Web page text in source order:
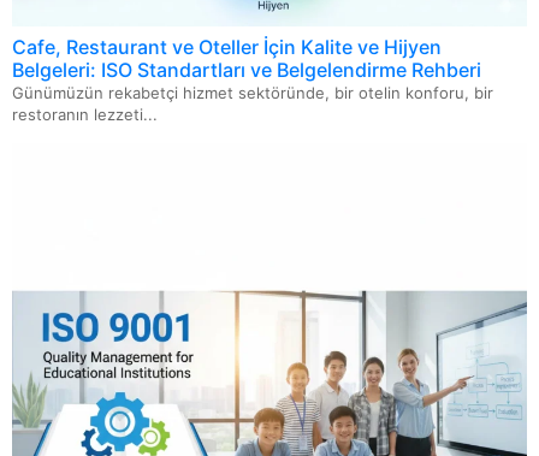
ISO 14067 Ürün Karbon Ayak İzi
ISO 46001 Su Verimliliği Yönetim Sistemi
ISO 20000 Bilgi Teknolojileri Hizmet Yönetimi Sistemi
ISO 22716 Kozmetik GMP-İyi Üretim Uygulamaları
Cafe, Restaurant ve Oteller İçin Kalite ve Hijyen
Belgeleri: ISO Standartları ve Belgelendirme Rehberi
Günümüzün rekabetçi hizmet sektöründe, bir otelin konforu, bir
restoranın lezzeti...